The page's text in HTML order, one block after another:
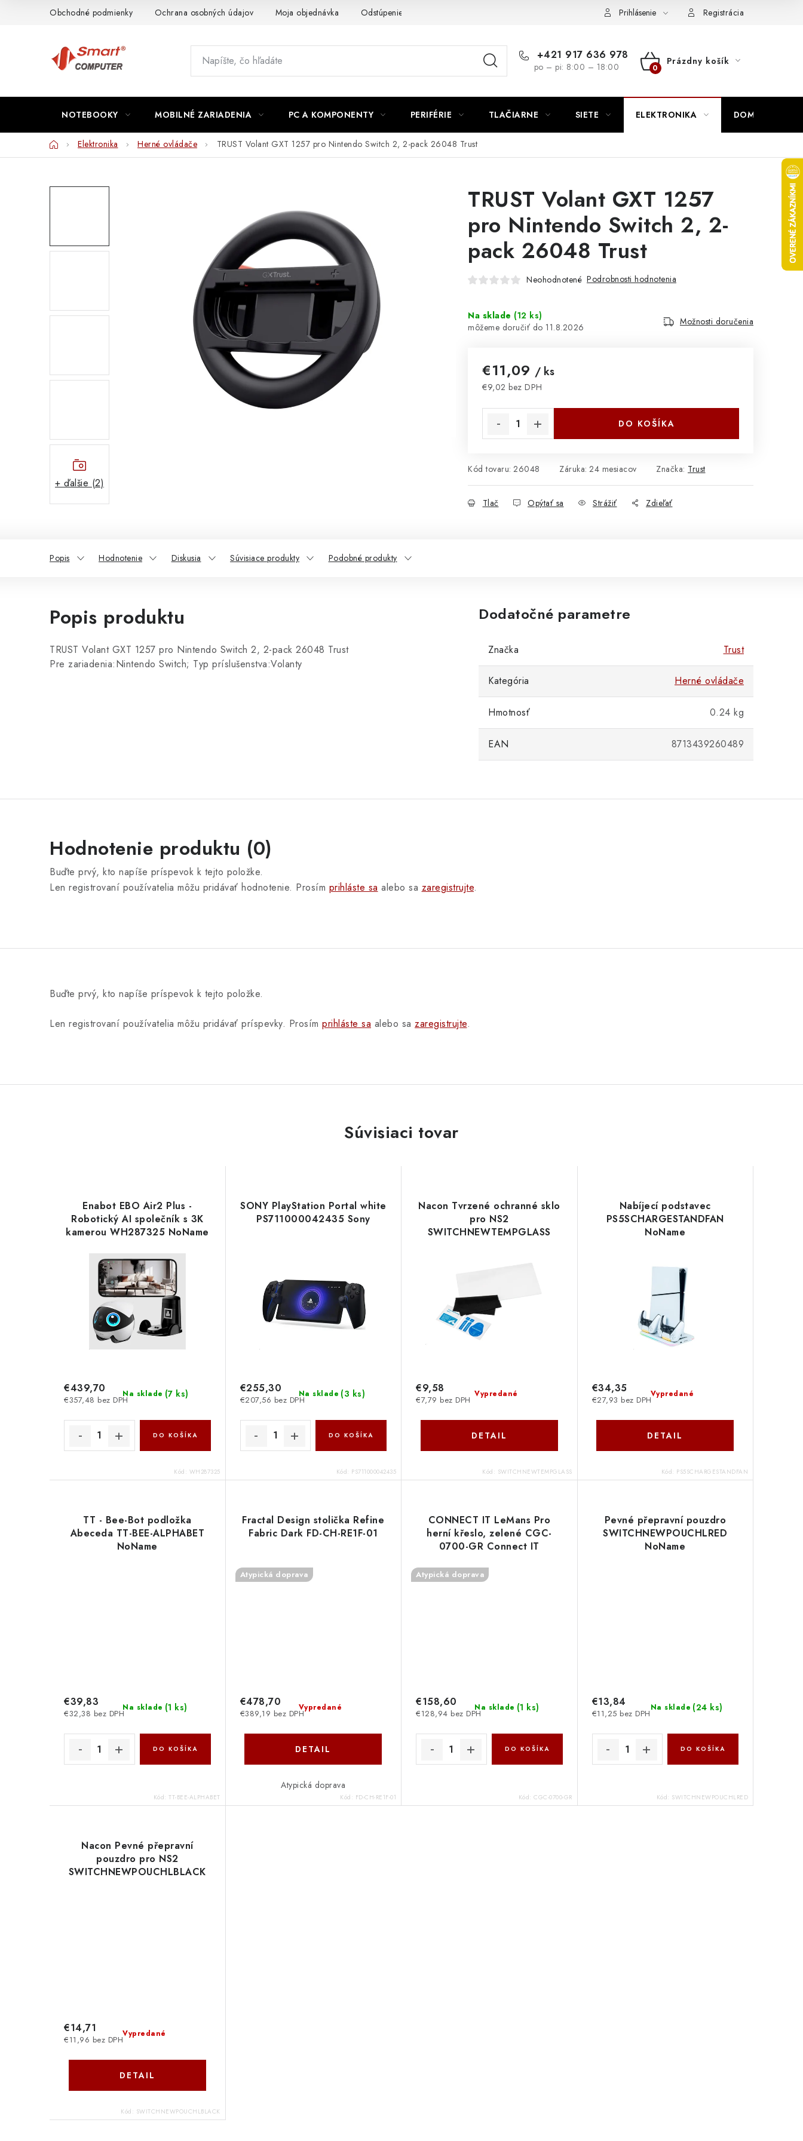
Obchodné podmienky Ochrana osobných údajov Moja objednávka Odstúpenie od zmluvy Napíšte námPrihlásenie Registrácia
+421 917 636 978
po – pi: 8:00 – 18:00
NÁKUPNÝ
Prázdny košík
NOTEBOOKY MOBILNÉ ZARIADENIA PC A KOMPONENTY PERIFÉRIE TLAČIARNE SIETE ELEKTRONIKA DOMÁCNOSŤ
DomovElektronika Herné ovládače TRUST Volant GXT 1257 pro Nintendo Switch 2, 2-pack 26048 Trust
+ ďalšie (2)
TRUST Volant GXT 1257
pro Nintendo Switch 2, 2-
pack 26048 Trust
Neohodnotené Podrobnosti hodnotenia
Na sklade (12 ks)
11.8.2026
Možnosti doručenia
€11,09 / ks
€9,02 bez DPH
DO KOŠÍKA
Kód tovaru: 26048 Záruka: 24 mesiacov Značka: Trust
Tlač Opýtať sa Strážiť Zdieľať
Popis Hodnotenie Diskusia Súvisiace produkty Podobné produkty
Popis produktu
TRUST Volant GXT 1257 pro Nintendo Switch 2, 2-pack 26048 Trust
Pre zariadenia:Nintendo Switch; Typ príslušenstva:Volanty
Dodatočné parametre
Značka Trust
Kategória Herné ovládače
Hmotnosť 0.24 kg
EAN 8713439260489
Hodnotenie produktu (0)
Buďte prvý, kto napíše príspevok k tejto položke.
Len registrovaní používatelia môžu pridávať hodnotenie. Prosím prihláste sa alebo sa zaregistrujte.
Buďte prvý, kto napíše príspevok k tejto položke.
Len registrovaní používatelia môžu pridávať príspevky. Prosím prihláste sa alebo sa zaregistrujte.
Súvisiaci tovar
Enabot EBO Air2 Plus -
Robotický AI společník s 3K
kamerou WH287325 NoName
Na sklade (7 ks)
€357,48 bez DPH
€439,70
DO KOŠÍKA
Kód: WH287325
SONY PlayStation Portal white
PS711000042435 Sony
Na sklade (3 ks)
€207,56 bez DPH
€255,30
DO KOŠÍKA
Kód: PS711000042435
Nacon Tvrzené ochranné sklo
pro NS2
SWITCHNEWTEMPGLASS
Vypredané
€7,79 bez DPH
€9,58
DETAIL
Kód: SWITCHNEWTEMPGLASS
Nabíjecí podstavec
PS5SCHARGESTANDFAN
NoName
Vypredané
€27,93 bez DPH
€34,35
DETAIL
Kód: PS5SCHARGESTANDFAN
TT - Bee-Bot podložka
Abeceda TT-BEE-ALPHABET
NoName
Na sklade (1 ks)
€32,38 bez DPH
€39,83
DO KOŠÍKA
Kód: TT-BEE-ALPHABET
Fractal Design stolička Refine
Fabric Dark FD-CH-RE1F-01
Atypická doprava
Vypredané
€389,19 bez DPH
€478,70
DETAIL
Atypická doprava
Kód: FD-CH-RE1F-01
CONNECT IT LeMans Pro
herní křeslo, zelené CGC-
0700-GR Connect IT
Atypická doprava
Na sklade (1 ks)
€128,94 bez DPH
€158,60
DO KOŠÍKA
Kód: CGC-0700-GR
Pevné přepravní pouzdro
SWITCHNEWPOUCHLRED
NoName
Na sklade (24 ks)
€11,25 bez DPH
€13,84
DO KOŠÍKA
Kód: SWITCHNEWPOUCHLRED
Nacon Pevné přepravní
pouzdro pro NS2
SWITCHNEWPOUCHLBLACK
Vypredané
€11,96 bez DPH
€14,71
DETAIL
Kód: SWITCHNEWPOUCHLBLACK